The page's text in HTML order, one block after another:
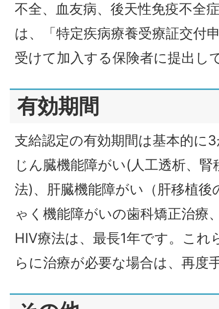
不全、血友病、後天性免疫不全
は、「特定疾病療養受療証交付
受けて加入する保険者に提出し
有効期間
支給認定の有効期間は基本的に
じん臓機能障がい(人工透析、
法)、肝臓機能障がい（肝移植後
ゃく機能障がいの歯科矯正治療
HIV療法は、最長1年です。これ
らに治療が必要な場合は、再度